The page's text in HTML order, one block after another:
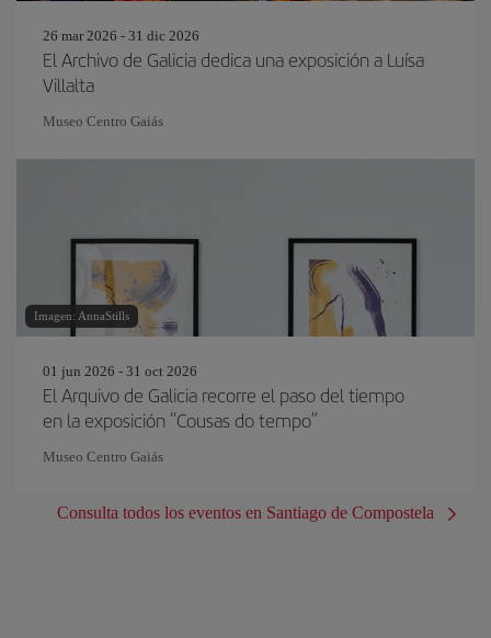
26 mar 2026 - 31 dic 2026
El Archivo de Galicia dedica una exposición a Luísa
Villalta
Museo Centro Gaiás
Imagen: AnnaStills
01 jun 2026 - 31 oct 2026
El Arquivo de Galicia recorre el paso del tiempo
en la exposición “Cousas do tempo”
Museo Centro Gaiás
Consulta todos los eventos en Santiago de Compostela